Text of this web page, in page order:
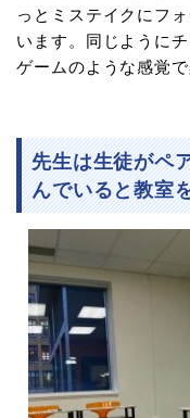
っとミステイクにフ
います。同じように
ゲームのような感覚
先生は生徒がペ
んでいると教室